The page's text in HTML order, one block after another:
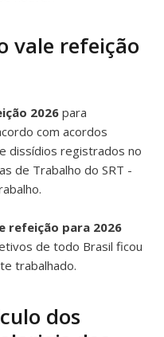
vale refeição
2026 para
com acordos
dissídios registrados no
de Trabalho do SRT -
refeição para 2026
de todo Brasil ficou
trabalhado.
dos